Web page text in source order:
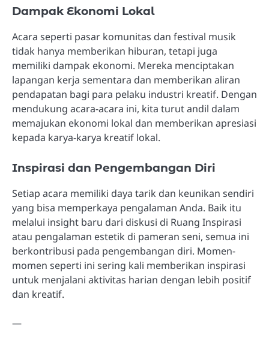
Dampak Ekonomi Lokal
Acara seperti pasar komunitas dan festival musik
tidak hanya memberikan hiburan, tetapi juga
memiliki dampak ekonomi. Mereka menciptakan
lapangan kerja sementara dan memberikan aliran
pendapatan bagi para pelaku industri kreatif. Dengan
mendukung acara-acara ini, kita turut andil dalam
memajukan ekonomi lokal dan memberikan apresiasi
kepada karya-karya kreatif lokal.
Inspirasi dan Pengembangan Diri
Setiap acara memiliki daya tarik dan keunikan sendiri
yang bisa memperkaya pengalaman Anda. Baik itu
melalui insight baru dari diskusi di Ruang Inspirasi
atau pengalaman estetik di pameran seni, semua ini
berkontribusi pada pengembangan diri. Momen-
momen seperti ini sering kali memberikan inspirasi
untuk menjalani aktivitas harian dengan lebih positif
dan kreatif.
—